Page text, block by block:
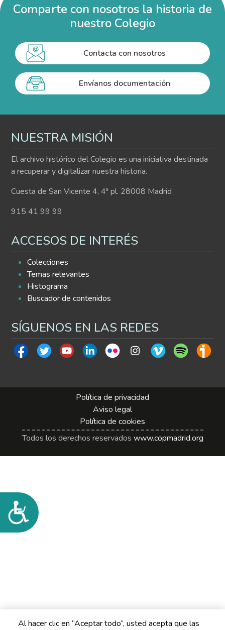
Accesibilidad
Comparte con nosotros la historia de
nuestro Colegio
Contacta con nosotros
Envíanos documentación
NUESTRA MISIÓN
El archivo histórico del Colegio es una iniciativa destinada
a recuperar y digitalizar nuestra historia.
Cuesta de San Vicente 4, 4ª pl. 28008 Madrid
915 41 99 99
ACCESOS DE INTERÉS
Colecciones
Temas relevantes
Histograma
Buscador de contenidos
SÍGUENOS EN LAS REDES
Política de privacidad
Aviso legal
Política de cookies
Todos los derechos reservados www.copmadrid.org
Al hacer clic en “Aceptar todo”, usted acepta que las